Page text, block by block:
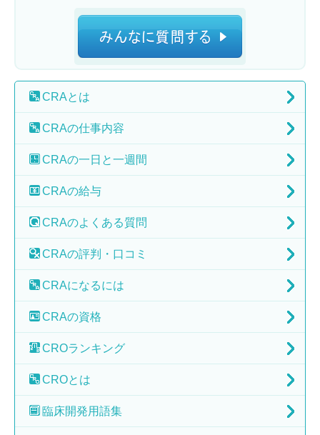
CRAとは
CRAの仕事内容
CRAの一日と一週間
CRAの給与
CRAのよくある質問
CRAの評判・口コミ
CRAになるには
CRAの資格
CROランキング
CROとは
臨床開発用語集